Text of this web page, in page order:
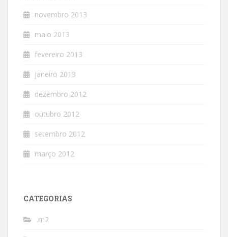
novembro 2013
maio 2013
fevereiro 2013
janeiro 2013
dezembro 2012
outubro 2012
setembro 2012
março 2012
CATEGORIAS
.m2